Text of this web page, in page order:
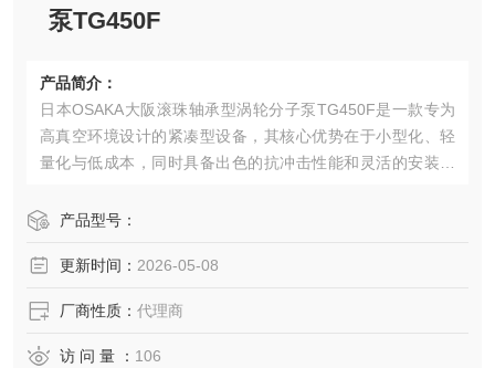
泵TG450F
产品简介：
日本OSAKA大阪滚珠轴承型涡轮分子泵TG450F是一款专为
高真空环境设计的紧凑型设备，其核心优势在于小型化、轻
量化与低成本，同时具备出色的抗冲击性能和灵活的安装适
产品型号：
更新时间： 2026-05-08
厂商性质： 代理商
访 问 量 ： 106